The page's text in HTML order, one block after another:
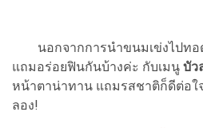
นอกจากการนำขนมเข่งไปทอ
แถมอร่อยฟินกันบ้างค่ะ กับเมนู บัว
หน้าตาน่าทาน แถมรสชาติก็ดีต่อใ
ลอง!